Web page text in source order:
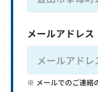
メールアドレス
メールでのご連絡